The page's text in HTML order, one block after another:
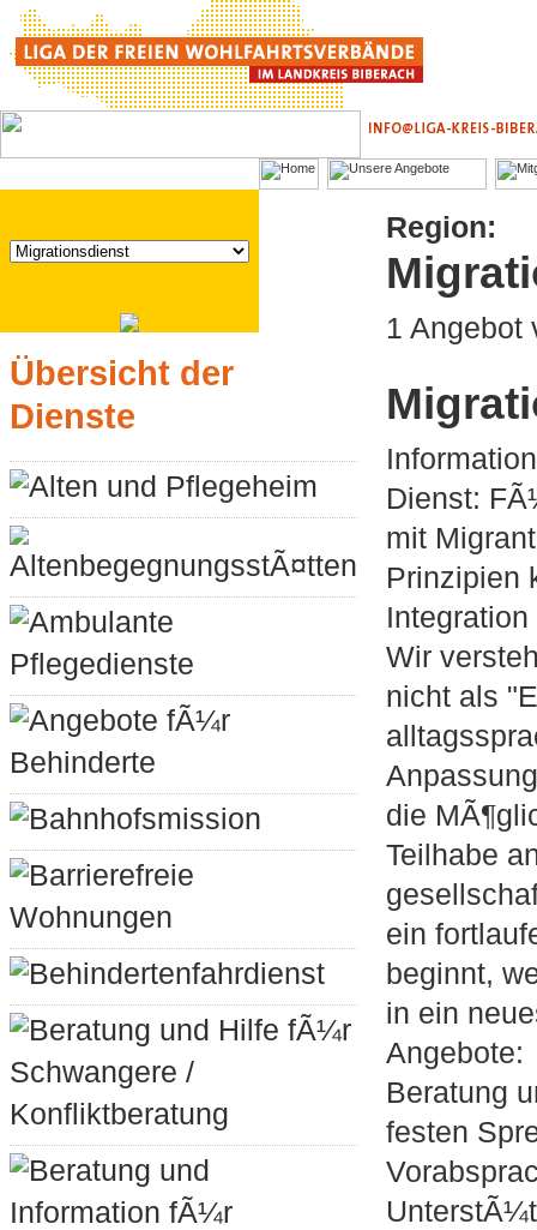
Übersicht der
Dienste
Alten und Pflegeheim
AltenbegegnungsstÃ¤tten
Ambulante
Pflegedienste
Angebote fÃ¼r
Behinderte
Bahnhofsmission
Barrierefreie
Wohnungen
Behindertenfahrdienst
Beratung und Hilfe fÃ¼r
Schwangere /
Konfliktberatung
Beratung und
Information fÃ¼r
Region:
1 Angebot
Dienst:
mit
Prinzipien
Wir
nicht als
die
Teilhabe
ein
beginnt,
in ein
Angebote:
Beratung
festen